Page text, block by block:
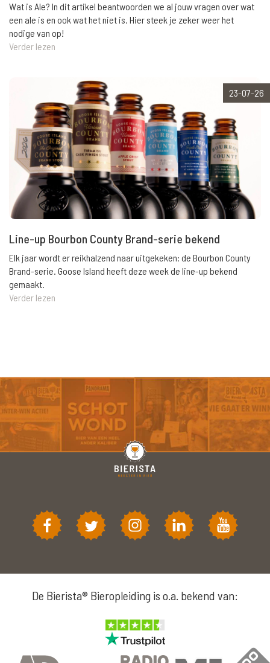
Wat is Ale? In dit artikel beantwoorden we al jouw vragen over wat
een ale is en ook wat het niet is. Hier steek je zeker weer het
nodige van op!
Verder lezen
23-07-26
Line-up Bourbon County Brand-serie bekend
Elk jaar wordt er reikhalzend naar uitgekeken: de Bourbon County
Brand-serie. Goose Island heeft deze week de line-up bekend
gemaakt.
Verder lezen
De Bierista® Bieropleiding is o.a. bekend van: